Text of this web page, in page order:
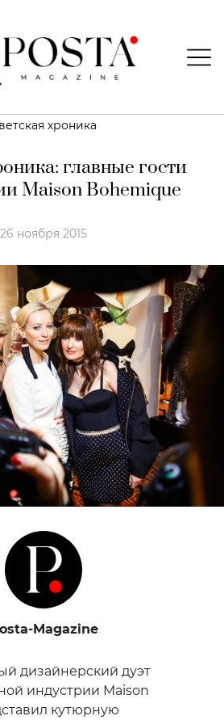
хроника
главные гости
Maison Bohemique
26 ноября 2015
Magazine
дизайнерский дуэт
индустрии Maison
кутюрную